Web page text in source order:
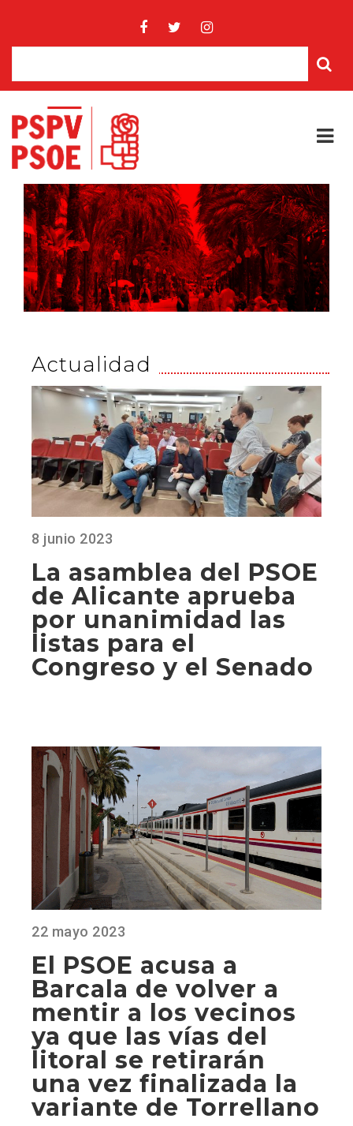
Actualidad
8 junio 2023
La asamblea del PSOE
de Alicante aprueba
por unanimidad las
listas para el
Congreso y el Senado
22 mayo 2023
El PSOE acusa a
Barcala de volver a
mentir a los vecinos
ya que las vías del
litoral se retirarán
una vez finalizada la
variante de Torrellano